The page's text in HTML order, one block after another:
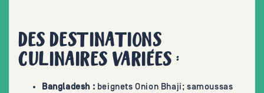
DES DESTINATIONS
CULINAIRES VARIÉES :
Bangladesh : beignets Onion Bhaji; samoussas